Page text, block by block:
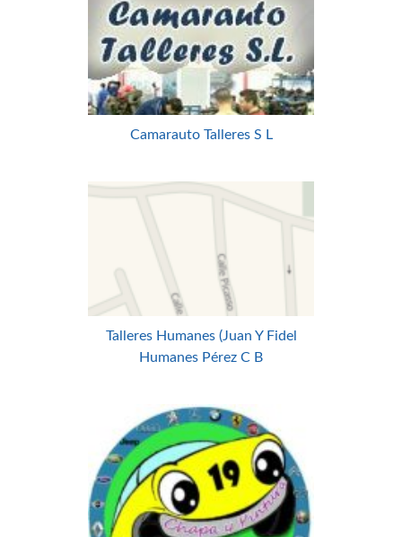
Camarauto Talleres S L
Talleres Humanes (Juan Y Fidel
Humanes Pérez C B